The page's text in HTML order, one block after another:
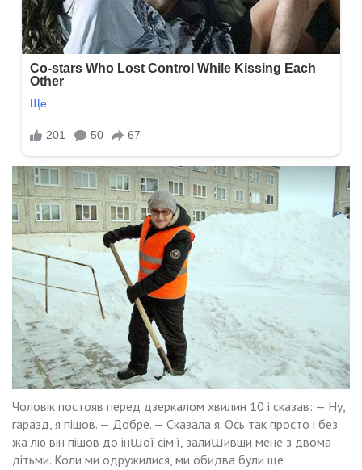
Чоловік постояв перед дзеркалом хвилин 10 і сказав: — Ну,
гаразд, я пішов. — Добре. — Сказала я. Ось так просто і без
жа лю він пішов до інաої сім’ї, залиաивши мене з двома
дітьми. Коли ми одружилися, ми обидва були ще